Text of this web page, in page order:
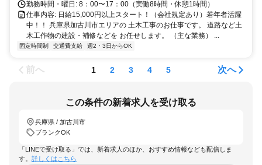
勤務時間・曜日: 8：00〜17：00（実働8時間・休憩1時間）
仕事内容: 日給15,000円以上スタート！（会社規定あり）若年者活躍
中！！ 兵庫県加古川市エリアの 土木工事のお仕事です。 道路など土
木工作物の建設・補修などを お任せします。 （主な業務） ...
固定時間制 交通費支給 週2・3日からOK
前へ 1 2 3 4 5 次へ
この条件の新着求人を受け取る
兵庫県 / 加古川市
ブランクOK
「LINEで受け取る」では、新着求人のほか、おすすめ情報なども配信しま
す。 詳しくはこちら